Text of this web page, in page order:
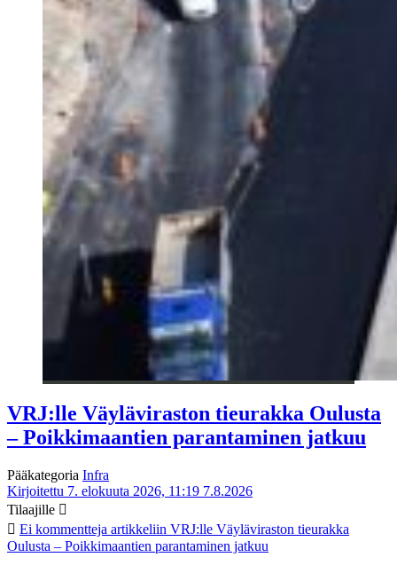
VRJ:lle Väyläviraston tieurakka Oulusta
– Poikkimaantien parantaminen jatkuu
Pääkategoria Infra
Kirjoitettu 7. elokuuta 2026, 11:19 7.8.2026
Tilaajille
Ei kommentteja artikkeliin VRJ:lle Väyläviraston tieurakka
Oulusta – Poikkimaantien parantaminen jatkuu